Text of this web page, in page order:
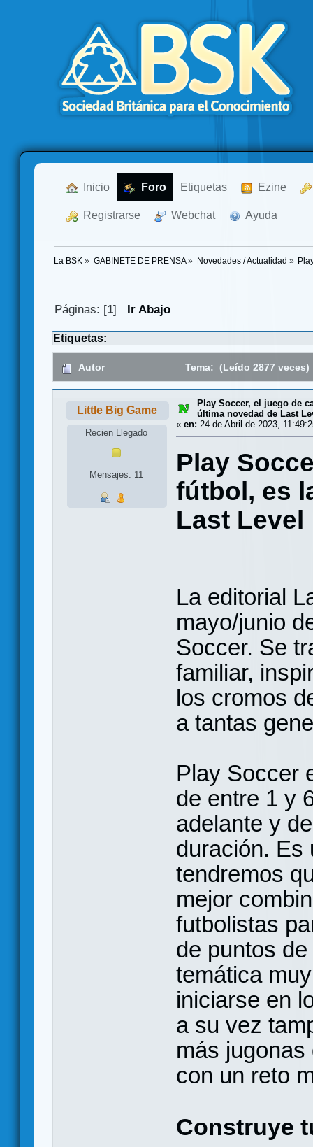
Inicio Foro Etiquetas Ezine
Registrarse Webchat Ayuda
La BSK » GABINETE DE PRENSA» Novedades / Actualidad »
Páginas: [1] Ir Abajo
Etiquetas:
Autor Tema: (Leído 2877 veces)
Little Big Game
Recien Llegado
Mensajes: 11
Play Soccer, el juego de
última novedad de Last
« en: 24 de Abril de 2023,
Play
fútbol, es
Last Level
La editorial
mayo/junio
Soccer. Se
familiar,
los cromos
a tantas
Play Soccer
de entre 1 y
adelante y
duración. Es
tendremos
mejor
futbolistas
de puntos
temática
iniciarse en
a su vez
más
con un reto
Construye